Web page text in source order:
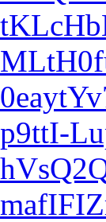
p9ttI-